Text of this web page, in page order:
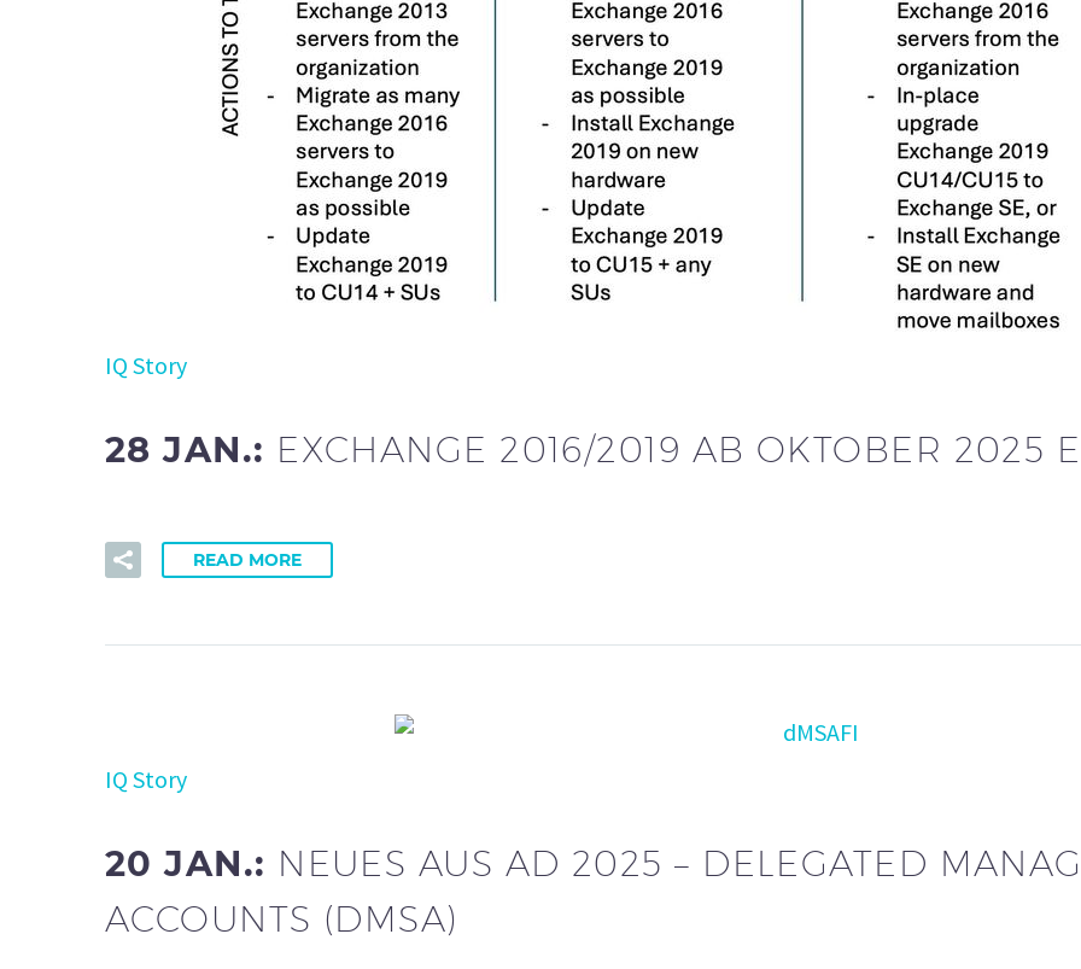
IQ Story
28 JAN.: EXCHANGE 2016/2019 AB OKTOBER 2025
READ MORE
IQ Story
20 JAN.: NEUES AUS AD 2025 – DELEGATED
ACCOUNTS (DMSA)